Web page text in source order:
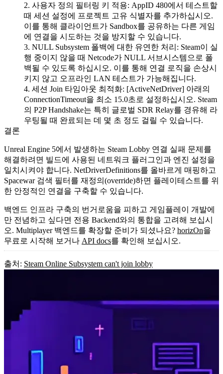
사용자 정의 필터링 키 적용: AppID 480에서 테스트할
때 세션 설정에 프로젝트 고유 식별자를 추가하십시오.
이를 통해 클라이언트가 Sandbox를 공유하는 다른 게임
에 연결을 시도하는 것을 방지할 수 있습니다.
NULL Subsystem 폴백에 대한 유연한 처리 : Steam이 실
행 중이지 않을 때 Netcode가 NULL 서브시스템으로 폴
백될 수 있도록 하십시오. 이를 통해 연결 로직을 손상시
키지 않고 오프라인 LAN 테스트가 가능해집니다.
세션 Join 타임아웃 최적화: [ActiveNetDriver] 아래의
ConnectionTimeout을 최소 15.0초로 설정하십시오. Steam
의 P2P Handshake는 특히 글로벌 SDR Relay를 경유해 라
우팅될 때 완료되는 데 몇 초 정도 걸릴 수 있습니다.
결론
Unreal Engine 5에서 발생하는 Steam Lobby 연결 실패 문제를
해결하려면 빌드에 사용된 네트워크 플러그인과 엔진 설정을
일치시켜야 합니다. NetDriverDefinitions를 올바르게 매핑하고
Spacewar 검색 필터를 재정의(override)하면 플레이테스트를 위
한 안정적인 연결을 구축할 수 있습니다.
백엔드 인프라 구축의 번거로움을 피하고 게임플레이 개발에
만 전념하고 싶다면 전용 Backend와의 통합을 고려해 보십시
오. Multiplayer 백엔드를 확장할 준비가 되셨나요? horizOn을
무료로 시작해 보거나 API docs를 확인해 보십시오.
출처: Steam Online Subsystem can't join lobby